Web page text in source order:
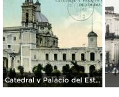
Catedral y Palacio del Estado